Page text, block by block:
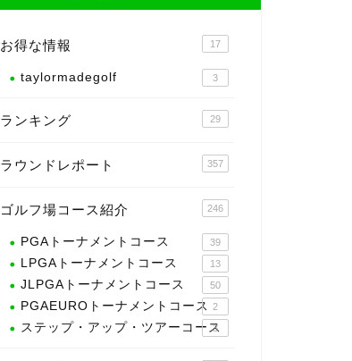
お得な情報 17
taylormadegolf 3
ランキング 29
ラウンドレポート 357
ゴルフ場コース紹介 246
PGAトーナメントコース 39
LPGAトーナメントコース 13
JLPGAトーナメントコース 50
PGAEUROトーナメントコース 2
ステップ・アップ・ツアーコース
3